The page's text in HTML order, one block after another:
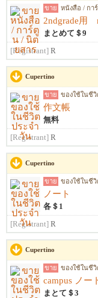
ขาย หนังสือ / กา
2ndgrade用
まとめて＄9
[Registrant] R
Cupertino
ขาย ของใช้ในชี
作文帳
無料
[Registrant] R
Cupertino
ขาย ของใช้ในชี
ノート
各＄1
[Registrant] R
Cupertino
ขาย ของใช้ในชี
campus ノ
まとて＄3